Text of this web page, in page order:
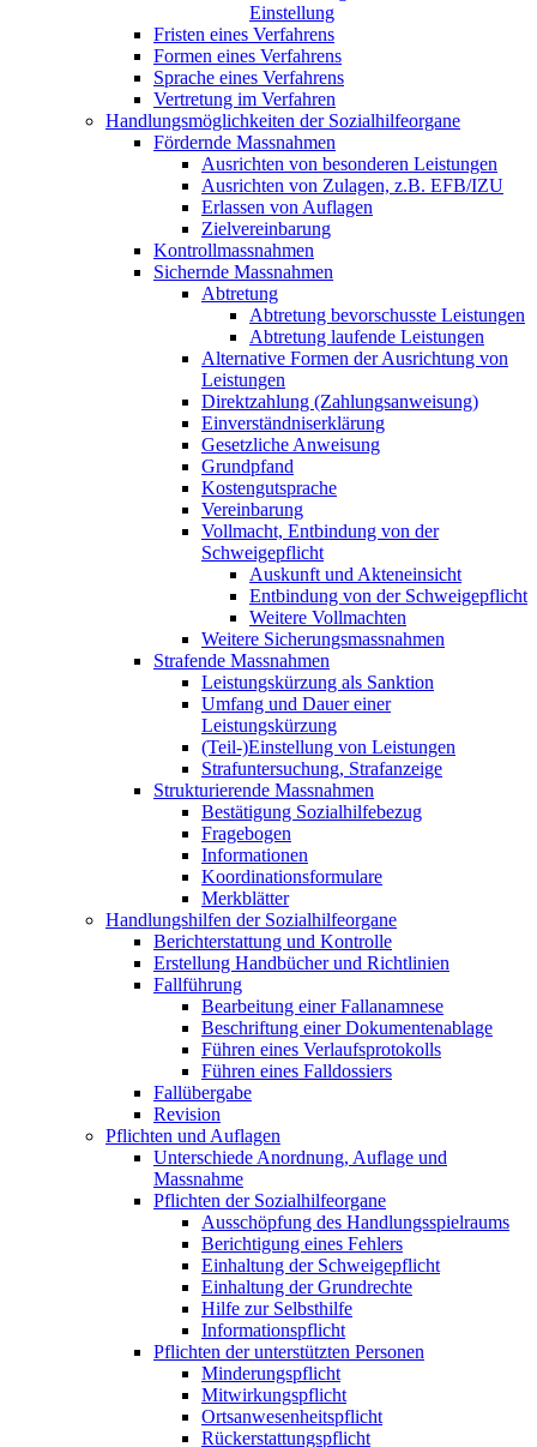
Einstellung
Fristen eines Verfahrens
Formen eines Verfahrens
Sprache eines Verfahrens
Vertretung im Verfahren
Handlungsmöglichkeiten der Sozialhilfeorgane
Fördernde Massnahmen
Ausrichten von besonderen Leistungen
Ausrichten von Zulagen, z.B. EFB/IZU
Erlassen von Auflagen
Zielvereinbarung
Kontrollmassnahmen
Sichernde Massnahmen
Abtretung
Abtretung bevorschusste Leistungen
Abtretung laufende Leistungen
Alternative Formen der Ausrichtung von
Leistungen
Direktzahlung (Zahlungsanweisung)
Einverständniserklärung
Gesetzliche Anweisung
Grundpfand
Kostengutsprache
Vereinbarung
Vollmacht, Entbindung von der
Schweigepflicht
Auskunft und Akteneinsicht
Entbindung von der Schweigepflicht
Weitere Vollmachten
Weitere Sicherungsmassnahmen
Strafende Massnahmen
Leistungskürzung als Sanktion
Umfang und Dauer einer
Leistungskürzung
(Teil-)Einstellung von Leistungen
Strafuntersuchung, Strafanzeige
Strukturierende Massnahmen
Bestätigung Sozialhilfebezug
Fragebogen
Informationen
Koordinationsformulare
Merkblätter
Handlungshilfen der Sozialhilfeorgane
Berichterstattung und Kontrolle
Erstellung Handbücher und Richtlinien
Fallführung
Bearbeitung einer Fallanamnese
Beschriftung einer Dokumentenablage
Führen eines Verlaufsprotokolls
Führen eines Falldossiers
Fallübergabe
Revision
Pflichten und Auflagen
Unterschiede Anordnung, Auflage und
Massnahme
Pflichten der Sozialhilfeorgane
Ausschöpfung des Handlungsspielraums
Berichtigung eines Fehlers
Einhaltung der Schweigepflicht
Einhaltung der Grundrechte
Hilfe zur Selbsthilfe
Informationspflicht
Pflichten der unterstützten Personen
Minderungspflicht
Mitwirkungspflicht
Ortsanwesenheitspflicht
Rückerstattungspflicht